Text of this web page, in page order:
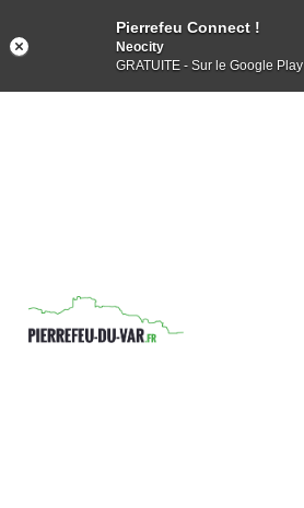
Pierrefeu Connect !
Neocity
GRATUITE - Sur le Google Play